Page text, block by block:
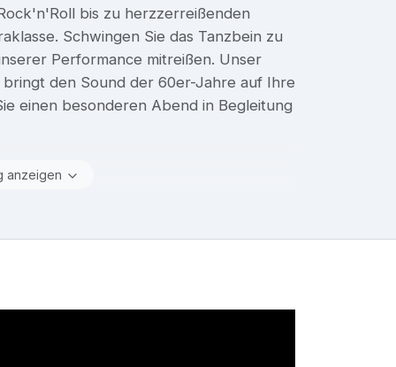
bis zu herzzerreißenden
Schwingen Sie das Tanzbein zu
Performance mitreißen. Unser
den Sound der 60er-Jahre auf Ihre
einen besonderen Abend in Begleitung
anzeigen